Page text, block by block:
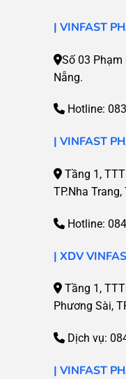
| VINFAST
Số 03 Phạm
Nẵng.
Hotline:
| VINFAST
Tầng 1,
TP.Nha
Hotline:
| XDV
Tầng 1,
Phương Sài,
Dịch vụ:
| VINFAST